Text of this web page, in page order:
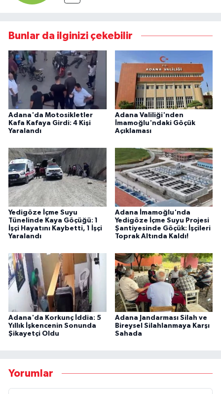
Bunlar da ilginizi çekebilir
Adana'da Motosikletler
Kafa Kafaya Girdi: 4 Kişi
Yaralandı
Adana Valiliği'nden
İmamoğlu'ndaki Göçük
Açıklaması
Yedigöze İçme Suyu
Tünelinde Kaya Göçüğü: 1
İşçi Hayatını Kaybetti, 1 İşçi
Yaralandı
Adana İmamoğlu'nda
Yedigöze İçme Suyu Projesi
Şantiyesinde Göçük: İşçileri
Toprak Altında Kaldı!
Adana'da Korkunç İddia: 5
Yıllık İşkencenin Sonunda
Şikayetçi Oldu
Adana Jandarması Silah ve
Bireysel Silahlanmaya Karşı
Sahada
Yorumlar